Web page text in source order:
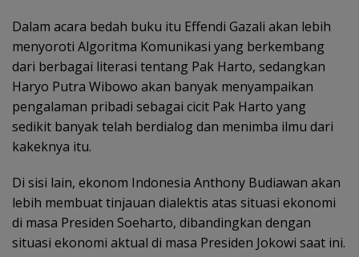
Dalam acara bedah buku itu Effendi Gazali akan lebih
menyoroti Algoritma Komunikasi yang berkembang
dari berbagai literasi tentang Pak Harto, sedangkan
Haryo Putra Wibowo akan banyak menyampaikan
pengalaman pribadi sebagai cicit Pak Harto yang
sedikit banyak telah berdialog dan menimba ilmu dari
kakeknya itu.
Di sisi lain, ekonom Indonesia Anthony Budiawan akan
lebih membuat tinjauan dialektis atas situasi ekonomi
di masa Presiden Soeharto, dibandingkan dengan
situasi ekonomi aktual di masa Presiden Jokowi saat ini.